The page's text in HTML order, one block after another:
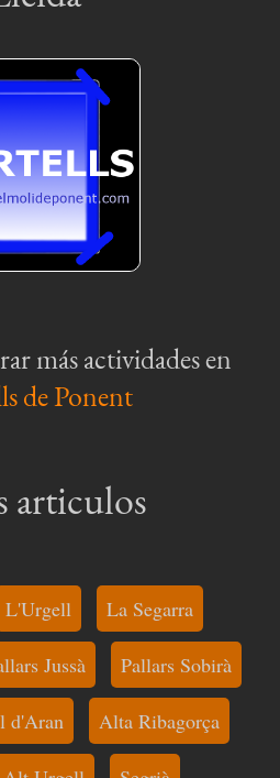
más actividades en
de Ponent
articulos
L'Urgell La Segarra
Jussà Pallars Sobirà
d'Aran Alta Ribagorça